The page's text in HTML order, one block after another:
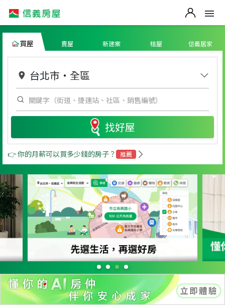
買屋 賣屋 新建案 租屋 信義居家
台北市 ・ 全區
找好屋
👉 你的月薪可以買多少錢的房子？ 推薦